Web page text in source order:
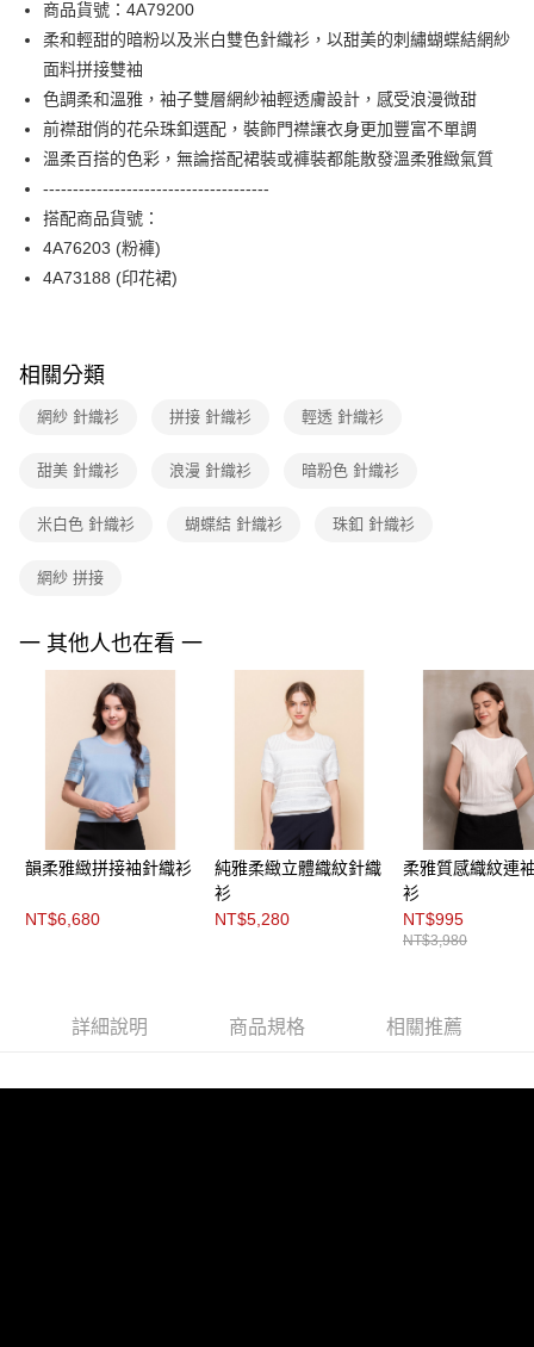
華南商業銀行
上海商業儲蓄銀行
台北富邦商業銀行
國泰世華商業銀行
臺灣中小企業銀行
台中商業銀行
匯豐（台灣）商業銀行
華泰商業銀行
聯邦商業銀行
遠東國際商業銀行
元大商業銀行
永豐商業銀行
玉山商業銀行
台新國際商業銀行
台灣樂天信用卡公司
LINE Pay
Apple Pay
街口支付
【關於「AFTEE先享後付」】
AFTEE先享後付是「在收到商品之後才付款」的支付方式。 讓您購物簡單
便利好安心！
【「AFTEE先享後付」結帳流程】
結帳頁面，進行簡訊認證並確認金額後，即可完成結帳。
３．收到繳費通知簡訊後14天內，點擊此簡訊中的連結，可透過四大超商／
購買商品的店家。未經商家同意取消之訂單仍視為有效，需透過AFTEE先享
※ 交易是否成功請以「AFTEE先享後付 」之結帳頁面顯示為準，若有關於
１．透過由恩沛科技股份有限公司提供之「AFTEE先享後付」服務完成之交
易，需依本服務之必要範圍內提供個人資料，並將交易相關給付款項請求債
權轉讓予恩沛科技股份有限公司。
２．關於個人資料處理事宜，請瀏覽以下網址：
https://aftee.tw/terms/#terms3
３．未成年的使用者請事先徵得法定代理人或監護人之同意方可使用
「AFTEE先享後付」，若未經同意申辦者引起之損失，本公司不負相關責
４．使用「AFTEE先享後付」時，將依據個別帳號之用戶狀況，依本公司即
時審查核予不同之上限額度；若仍有額度不足之情形，本公司將視審查結果
５．嚴禁一人註冊多個帳號或使用他人資訊註冊。若發現惡意使用之情形，
恩沛科技股份有限公司將有權停止該用戶之使用額度並採取法律行動。
ATM付款
每筆NT$90，滿NT$3,600(含以上)免運費
付款後全家FamilyMart取貨
每筆NT$90，滿NT$3,600(含以上)免運費
付款後7-11取貨
黑貓宅配
每筆NT$90，滿NT$3,600(含以上)免運費
離島宅配 (蘭嶼恕不配送)
每筆NT$200，滿NT$8,000(含以上)免運費
付款後門市自取
商品貨號：4A79200
柔和輕甜的暗粉以及米白雙色針織衫，以甜美的刺繡蝴蝶結網紗
面料拼接雙袖
色調柔和溫雅，袖子雙層網紗袖輕透膚設計，感受浪漫微甜
前襟甜俏的花朵珠釦選配，裝飾門襟讓衣身更加豐富不單調
溫柔百搭的色彩，無論搭配裙裝或褲裝都能散發溫柔雅緻氣質
--------------------------------------
搭配商品貨號：
4A76203 (粉褲)
4A73188 (印花裙)
相關分類
網紗 針織衫 拼接 針織衫 輕透 針織衫
甜美 針織衫 浪漫 針織衫 暗粉色 針織衫
米白色 針織衫 蝴蝶結 針織衫 珠釦 針織衫
網紗 拼接
一 其他人也在看 一
韻柔雅緻拼接袖針織衫
NT$6,680
純雅柔緻立體織紋針織
衫
NT$5,280
柔雅質感織紋連
衫
NT$995
NT$3,980
詳細說明 商品規格 相關推薦